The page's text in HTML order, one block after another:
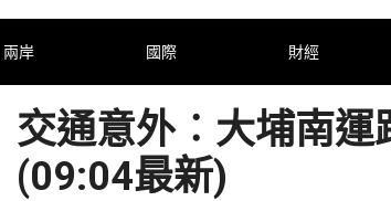
兩岸 國際 財經
交通意外︰大埔南
(09:04最新)